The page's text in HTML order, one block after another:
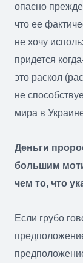
опасно
что ее
не хочу
придется
это раскол
не
мира в
Деньги
большим
чем то, что
Если грубо